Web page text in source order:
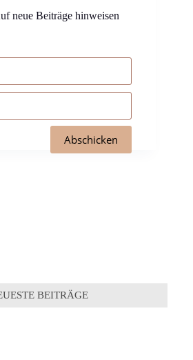
neue Beiträge hinweisen
BEITRÄGE